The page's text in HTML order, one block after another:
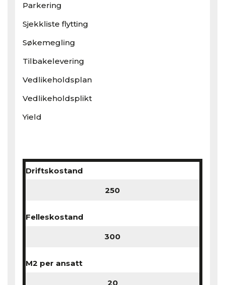
Parkering
Sjekkliste flytting
Søkemegling
Tilbakelevering
Vedlikeholdsplan
Vedlikeholdsplikt
Yield
Driftskostand
Felleskostand
M2 per ansatt